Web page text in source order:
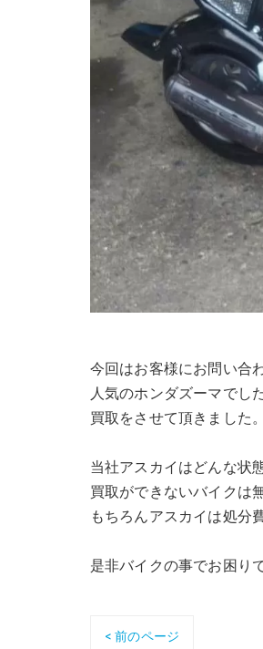
今回はお客様にお問い合
人気のホンダズーマでし
買取をさせて頂きました。
当社アスカイはどんな状
買取ができないバイクは
もちろんアスカイは処分
是非バイクの事でお困り
< 前のページ